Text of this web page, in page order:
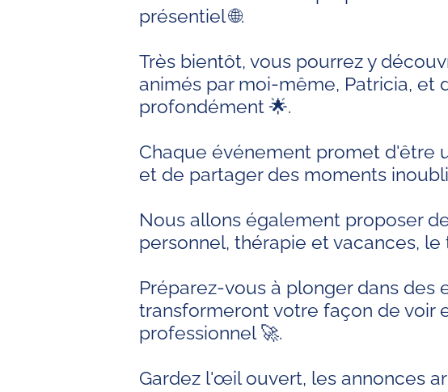
présentiel 🌐.
Très bientôt, vous pourrez y
animés par moi-même, Patricia, et
profondément 🌟.
Chaque événement promet d'être
et de partager des moments
Nous allons également proposer
personnel, thérapie et vacances,
Préparez-vous à plonger dans des
transformeront votre façon de voir
professionnel 🚀.
Gardez l'œil ouvert, les annonces